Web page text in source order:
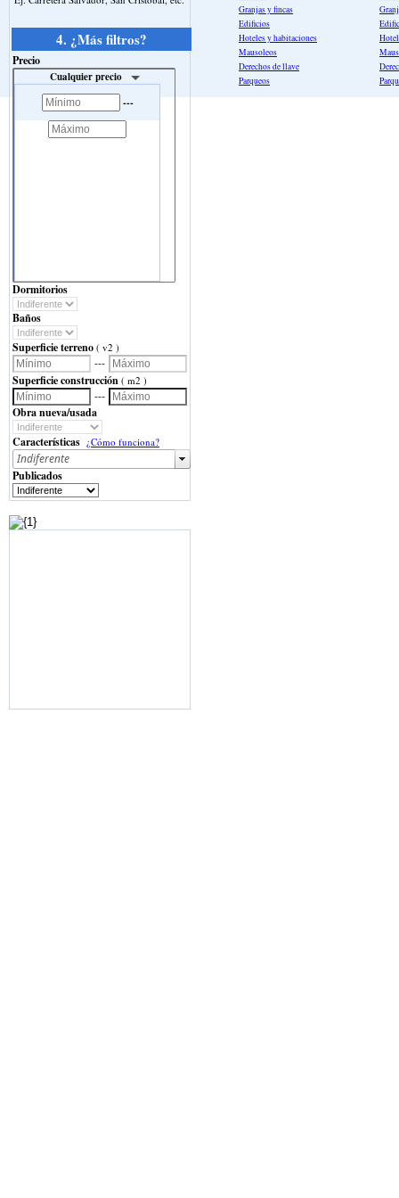
4. ¿Más filtros?
Precio
Cualquier precio
---
Dormitorios
Baños
Superficie terreno ( v2 )
---
Superficie construcción ( m2 )
---
Obra nueva/usada
Características ¿Cómo funciona?
Publicados
Granjas y fincas
Edificios
Hoteles y habitaciones
Mausoleos
Derechos de llave
Parqueos